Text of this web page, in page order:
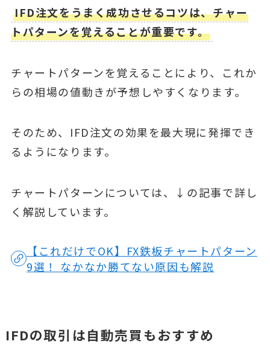
IFD注文をうまく成功させるコツは、チャー
トパターンを覚えることが重要です。
チャートパターンを覚えることにより、これか
らの相場の値動きが予想しやすくなります。
そのため、IFD注文の効果を最大現に発揮でき
るようになります。
チャートパターンについては、↓の記事で詳し
く解説しています。
【これだけでOK】FX鉄板チャートパターン
9選！ なかなか勝てない原因も解説
IFDの取引は自動売買もおすすめ